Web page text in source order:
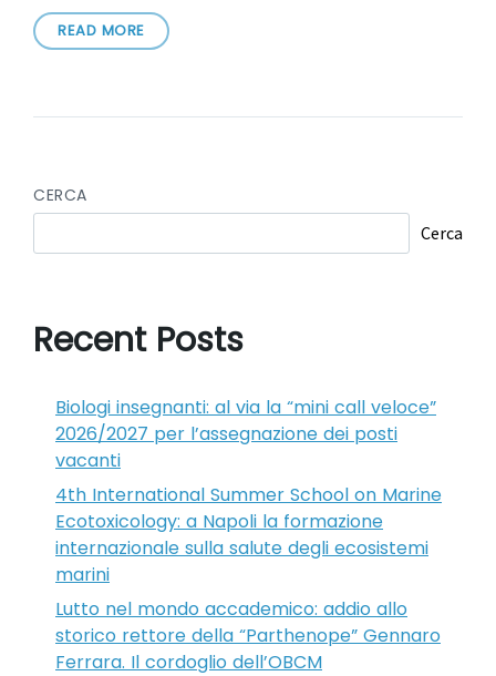
READ MORE
CERCA
Cerca
Recent Posts
Biologi insegnanti: al via la “mini call veloce”
2026/2027 per l’assegnazione dei posti
vacanti
4th International Summer School on Marine
Ecotoxicology: a Napoli la formazione
internazionale sulla salute degli ecosistemi
marini
Lutto nel mondo accademico: addio allo
storico rettore della “Parthenope” Gennaro
Ferrara. Il cordoglio dell’OBCM